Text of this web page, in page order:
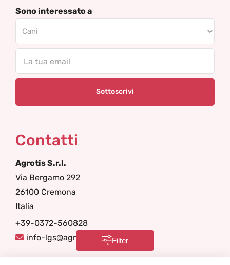
Filter
Sono interessato a
Contatti
Agrotis S.r.l.
Via Bergamo 292
26100 Cremona
Italia
+39-0372-560828
info-lgs@agrotis.it